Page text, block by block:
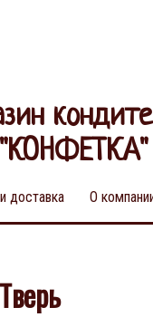
"КОНФЕТКА"
доставка О